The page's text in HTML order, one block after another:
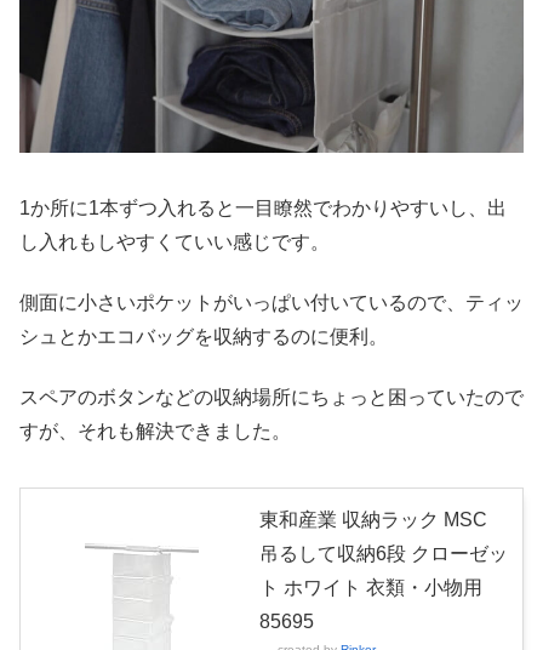
1か所に1本ずつ入れると一目瞭然でわかりやすいし、出
し入れもしやすくていい感じです。
側面に小さいポケットがいっぱい付いているので、ティッ
シュとかエコバッグを収納するのに便利。
スペアのボタンなどの収納場所にちょっと困っていたので
すが、それも解決できました。
東和産業 収納ラック MSC
吊るして収納6段 クローゼッ
ト ホワイト 衣類・小物用
85695